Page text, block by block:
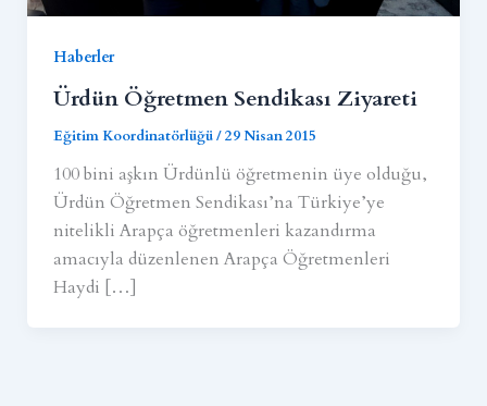
Haberler
Ürdün Öğretmen Sendikası Ziyareti
Eğitim Koordinatörlüğü/29 Nisan 2015
100 bini aşkın Ürdünlü öğretmenin üye olduğu,
Ürdün Öğretmen Sendikası’na Türkiye’ye
nitelikli Arapça öğretmenleri kazandırma
amacıyla düzenlenen Arapça Öğretmenleri
Haydi […]